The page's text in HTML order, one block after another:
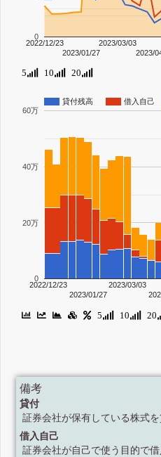
2022/12/23
2023/01/27
2023/03/03
2023/
0
5 10 20
貸付残高 借入自己
2022/12/23
2023/01/27
2023/03/03
0
20万
40万
60万
5 10 20
備考
貸付
証券会社が保有している株式
借入自己
証券会社が自己で使う目的で借